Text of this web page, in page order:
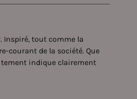
Inspiré, tout comme la
courant de la société. Que
indique clairement